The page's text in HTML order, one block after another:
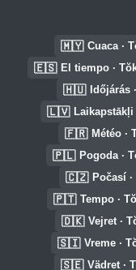
🇲🇾 Cuaca ·
🇪🇸 El tiempo ·
🇭🇺 Időjárás
🇱🇻 Laikapstākļi
🇫🇷 Météo ·
🇵🇱 Pogoda ·
🇨🇿 Počasí
🇵🇹 Tempo ·
🇩🇰 Vejret ·
🇸🇮 Vreme ·
🇸🇪 Vädret ·